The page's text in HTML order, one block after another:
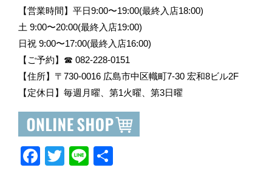
【営業時間】平日9:00〜19:00(最終入店18:00)
土 9:00〜20:00(最終入店19:00)
日祝 9:00〜17:00(最終入店16:00)
【ご予約】☎︎ 082-228-0151
【住所】〒730-0016 広島市中区幟町7-30 宏和8ビル2F
【定休日】毎週月曜、第1火曜、第3日曜
F
T
Li